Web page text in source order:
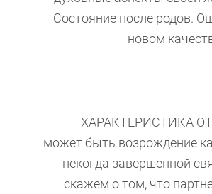
Состояние после родов.
новом
ХАРАКТЕРИСТИКА
может быть возрождение
некогда завершенной
скажем о том, что